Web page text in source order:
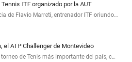
ITF organizado por la AUT
de Flavio Marreti, entrenador ITF oriundo…
el ATP Challenger de Montevideo
de Tenis más importante del país, c…